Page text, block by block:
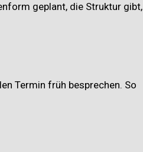
geplant, die Struktur gibt,
Termin früh besprechen. So